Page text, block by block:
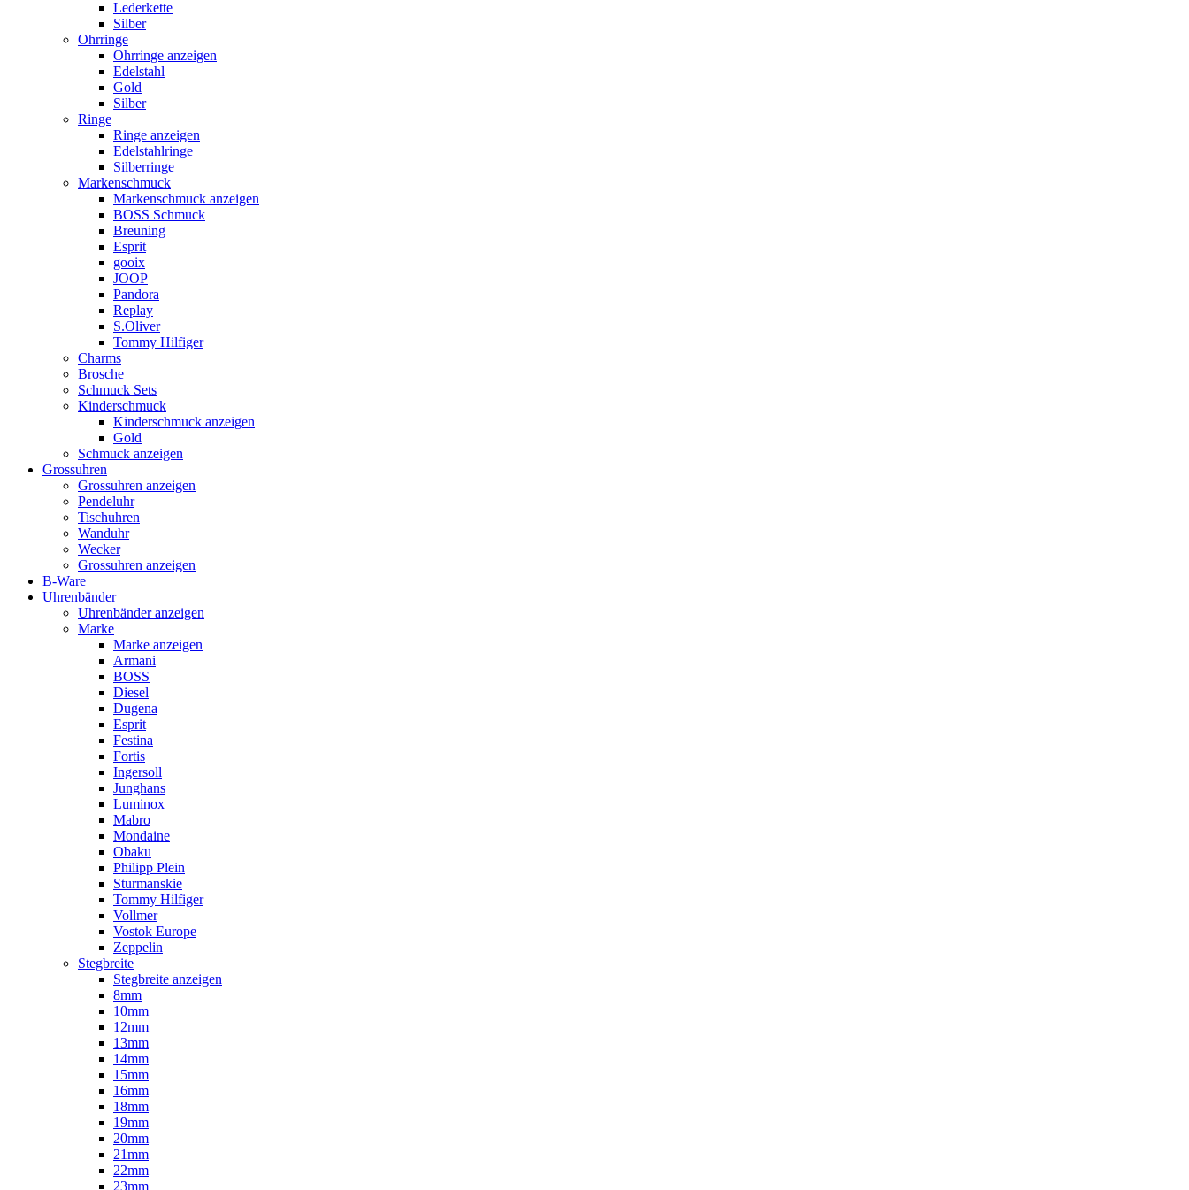
Lederkette
Silber
Ohrringe
Ohrringe anzeigen
Edelstahl
Gold
Silber
Ringe
Ringe anzeigen
Edelstahlringe
Silberringe
Markenschmuck
Markenschmuck anzeigen
BOSS Schmuck
Breuning
Esprit
gooix
JOOP
Pandora
Replay
S.Oliver
Tommy Hilfiger
Charms
Brosche
Schmuck Sets
Kinderschmuck
Kinderschmuck anzeigen
Gold
Schmuck anzeigen
Grossuhren
Grossuhren anzeigen
Pendeluhr
Tischuhren
Wanduhr
Wecker
Grossuhren anzeigen
B-Ware
Uhrenbänder
Uhrenbänder anzeigen
Marke
Marke anzeigen
Armani
BOSS
Diesel
Dugena
Esprit
Festina
Fortis
Ingersoll
Junghans
Luminox
Mabro
Mondaine
Obaku
Philipp Plein
Sturmanskie
Tommy Hilfiger
Vollmer
Vostok Europe
Zeppelin
Stegbreite
Stegbreite anzeigen
8mm
10mm
12mm
13mm
14mm
15mm
16mm
18mm
19mm
20mm
21mm
22mm
23mm